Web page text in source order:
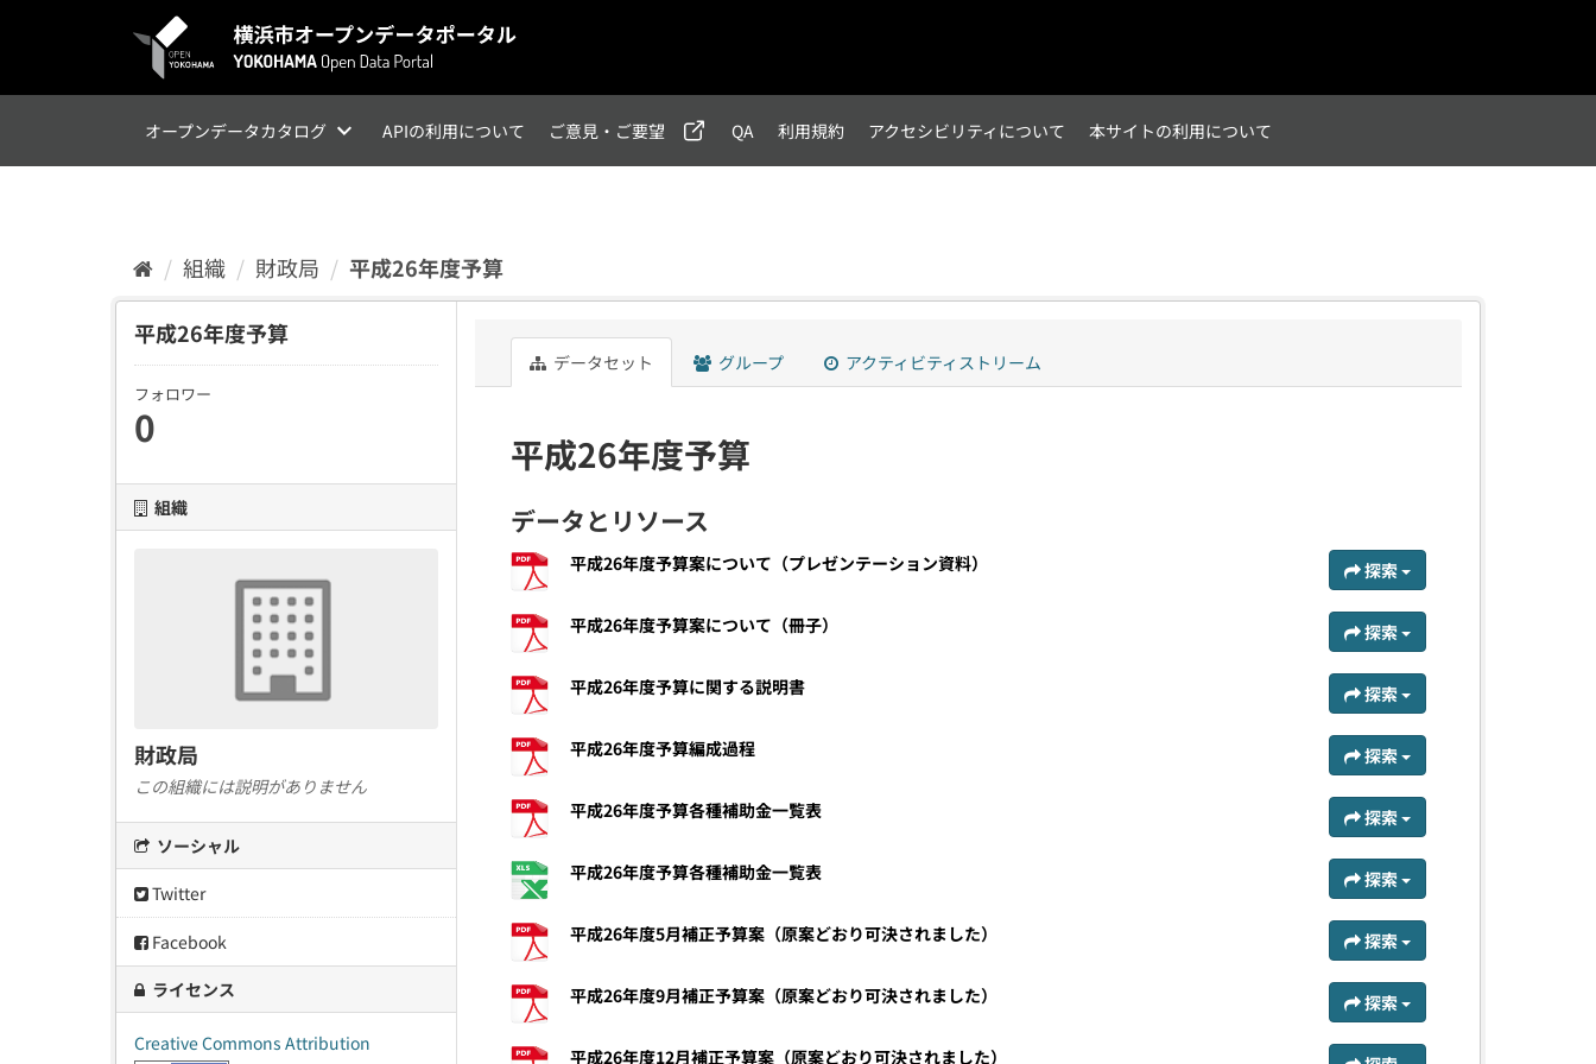
オープンデータカタログ APIの利用について ご意見・ご要望 QA 利用規約 アクセシビリティについて 本サイトの利用について
組織 財政局 平成26年度予算
平成26年度予算
フォロワー
0
組織
財政局
この組織には説明がありません
ソーシャル
Twitter
Facebook
ライセンス
Creative Commons Attribution
データセット グループ アクティビティストリーム
平成26年度予算
データとリソース
平成26年度予算案について（プレゼンテーション資料） 探索
平成26年度予算案について（冊子） 探索
平成26年度予算に関する説明書 探索
平成26年度予算編成過程 探索
平成26年度予算各種補助金一覧表 探索
平成26年度予算各種補助金一覧表 探索
平成26年度5月補正予算案（原案どおり可決されました） 探索
平成26年度9月補正予算案（原案どおり可決されました） 探索
平成26年度12月補正予算案（原案どおり可決されました）